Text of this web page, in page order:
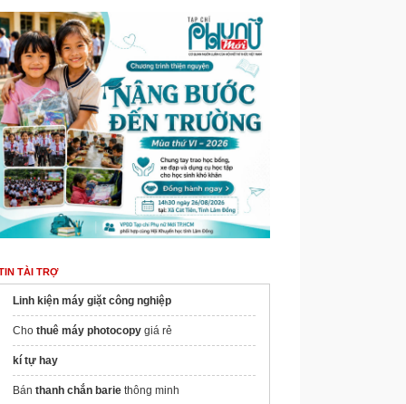
TÀI TRỢ
Linh kiện máy giặt công nghiệp
Cho thuê máy photocopy giá rẻ
kí tự hay
Bán thanh chắn barie thông minh